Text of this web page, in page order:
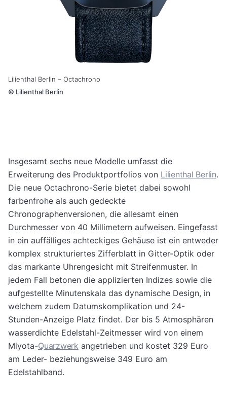
Lilienthal Berlin – Octachrono
© Lilienthal Berlin
Insgesamt sechs neue Modelle umfasst die
Erweiterung des Produktportfolios von Lilienthal Berlin.
Die neue Octachrono-Serie bietet dabei sowohl
farbenfrohe als auch gedeckte
Chronographenversionen, die allesamt einen
Durchmesser von 40 Millimetern aufweisen. Eingefasst
in ein auffälliges achteckiges Gehäuse ist ein entweder
komplex strukturiertes Zifferblatt in Gitter-Optik oder
das markante Uhrengesicht mit Streifenmuster. In
jedem Fall betonen die applizierten Indizes sowie die
aufgestellte Minutenskala das dynamische Design, in
welchem zudem Datumskomplikation und 24-
Stunden-Anzeige Platz findet. Der bis 5 Atmosphären
wasserdichte Edelstahl-Zeitmesser wird von einem
Miyota-Quarzwerk angetrieben und kostet 329 Euro
am Leder- beziehungsweise 349 Euro am
Edelstahlband.